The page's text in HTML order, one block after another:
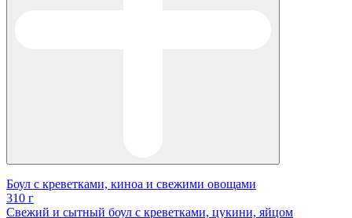
Боул с креветками, киноа и свежими овощами
310 г
Свежий и сытный боул с креветками, цукини, яйцом